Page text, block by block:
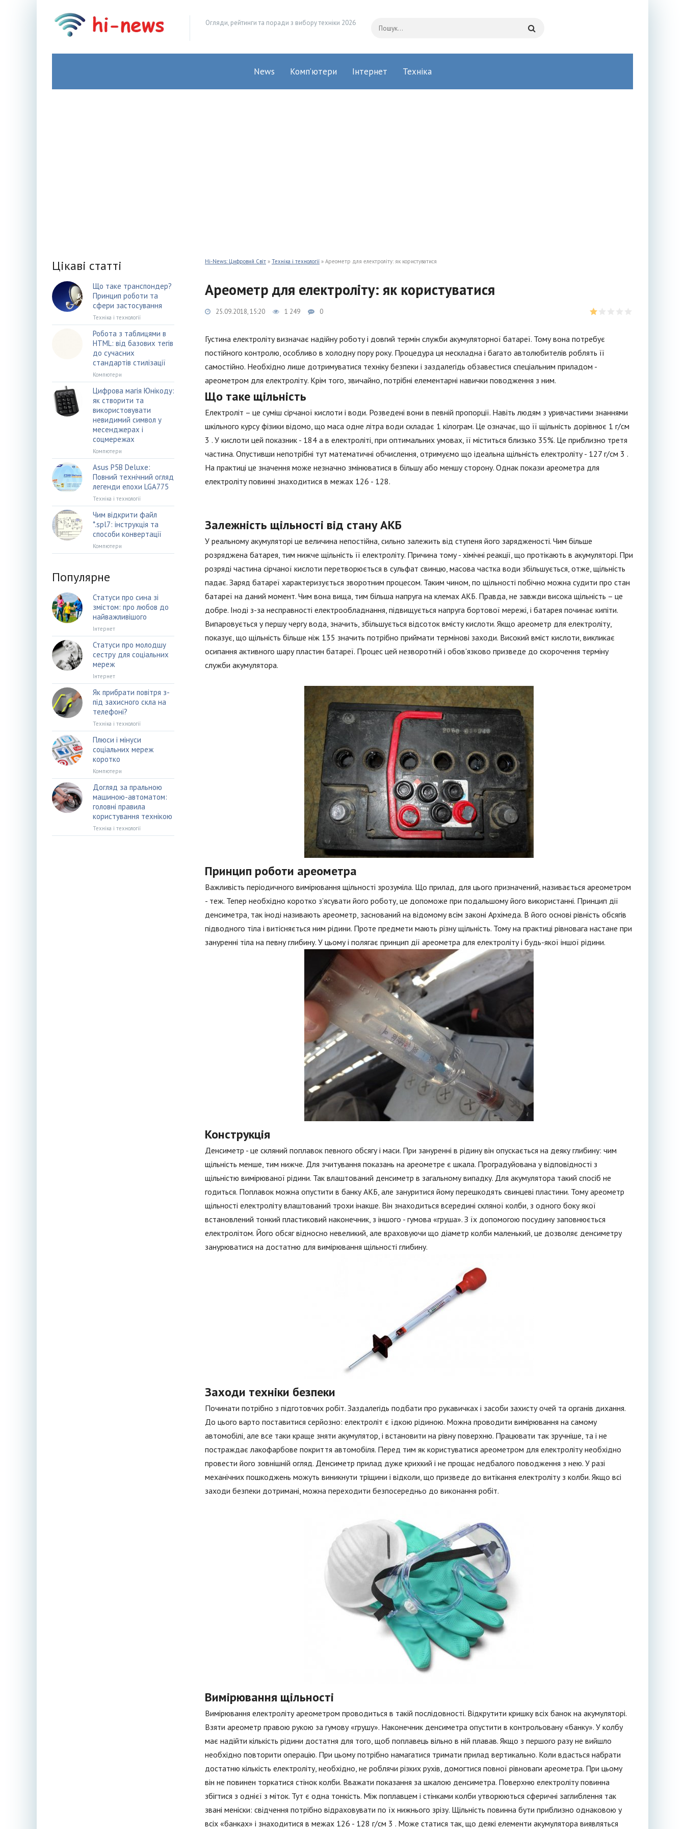
Огляди, рейтинги та поради з вибору техніки 2026
News Комп’ютери Інтернет Техніка
Hi-News: Цифровий Світ » Техніка і технології » Ареометр для електроліту: як користуватися
Ареометр для електроліту: як користуватися
25.09.2018, 15:20 1 249 0
Густина електроліту визначає надійну роботу і довгий термін служби акумуляторної батареї. Тому вона потребує
постійного контролю, особливо в холодну пору року. Процедура ця нескладна і багато автолюбителів роблять її
самостійно. Необхідно лише дотримуватися техніку безпеки і заздалегідь обзавестися спеціальним приладом -
ареометром для електроліту. Крім того, звичайно, потрібні елементарні навички поводження з ним.
Що таке щільність
Електроліт – це суміш сірчаної кислоти і води. Розведені вони в певній пропорції. Навіть людям з уривчастими знаннями
шкільного курсу фізики відомо, що маса одне літра води складає 1 кілограм. Це означає, що її щільність дорівнює 1 г/см
3 . У кислоти цей показник - 184 а в електроліті, при оптимальних умовах, її міститься близько 35%. Це приблизно третя
частина. Опустивши непотрібні тут математичні обчислення, отримуємо що ідеальна щільність електроліту - 127 г/см 3 .
На практиці це значення може незначно змінюватися в більшу або меншу сторону. Однак покази ареометра для
електроліту повинні знаходитися в межах 126 - 128.
Залежність щільності від стану АКБ
У реальному акумуляторі це величина непостійна, сильно залежить від ступеня його зарядженості. Чим більше
розряджена батарея, тим нижче щільність її електроліту. Причина тому - хімічні реакції, що протікають в акумуляторі. При
розряді частина сірчаної кислоти перетворюється в сульфат свинцю, масова частка води збільшується, отже, щільність
падає. Заряд батареї характеризується зворотним процесом. Таким чином, по щільності побічно можна судити про стан
батареї на даний момент. Чим вона вища, тим більша напруга на клемах АКБ. Правда, не завжди висока щільність – це
добре. Іноді з-за несправності електрообладнання, підвищується напруга бортової мережі, і батарея починає кипіти.
Випаровується у першу чергу вода, значить, збільшується відсоток вмісту кислоти. Якщо ареометр для електроліту,
показує, що щільність більше ніж 135 значить потрібно приймати термінові заходи. Високий вміст кислоти, викликає
осипання активного шару пластин батареї. Процес цей незворотній і обов'язково призведе до скорочення терміну
служби акумулятора.
Принцип роботи ареометра
Важливість періодичного вимірювання щільності зрозуміла. Що прилад, для цього призначений, називається ареометром
- теж. Тепер необхідно коротко з'ясувати його роботу, це допоможе при подальшому його використанні. Принцип дії
денсиметра, так іноді називають ареометр, заснований на відомому всім законі Архімеда. В його основі рівність обсягів
підводного тіла і витісняється ним рідини. Проте предмети мають різну щільність. Тому на практиці рівновага настане при
зануренні тіла на певну глибину. У цьому і полягає принцип дії ареометра для електроліту і будь-якої іншої рідини.
Конструкція
Денсиметр - це скляний поплавок певного обсягу і маси. При зануренні в рідину він опускається на деяку глибину: чим
щільність менше, тим нижче. Для зчитування показань на ареометре є шкала. Проградуйована у відповідності з
щільністю вимірюваної рідини. Так влаштований денсиметр в загальному випадку. Для акумулятора такий спосіб не
годиться. Поплавок можна опустити в банку АКБ, але зануритися йому перешкодять свинцеві пластини. Тому ареометр
щільності електроліту влаштований трохи інакше. Він знаходиться всередині скляної колби, з одного боку якої
встановлений тонкий пластиковий наконечник, з іншого - гумова «груша». З їх допомогою посудину заповнюється
електролітом. Його обсяг відносно невеликий, але враховуючи що діаметр колби маленький, це дозволяє денсиметру
занурюватися на достатню для вимірювання щільності глибину.
Заходи техніки безпеки
Починати потрібно з підготовчих робіт. Заздалегідь подбати про рукавичках і засоби захисту очей та органів дихання.
До цього варто поставитися серйозно: електроліт є їдкою рідиною. Можна проводити вимірювання на самому
автомобілі, але все таки краще зняти акумулятор, і встановити на рівну поверхню. Працювати так зручніше, та і не
постраждає лакофарбове покриття автомобіля. Перед тим як користуватися ареометром для електроліту необхідно
провести його зовнішній огляд. Денсиметр прилад дуже крихкий і не прощає недбалого поводження з нею. У разі
механічних пошкоджень можуть виникнути тріщини і відколи, що призведе до витікання електроліту з колби. Якщо всі
заходи безпеки дотримані, можна переходити безпосередньо до виконання робіт.
Вимірювання щільності
Вимірювання електроліту ареометром проводиться в такій послідовності. Відкрутити кришку всіх банок на акумуляторі.
Взяти ареометр правою рукою за гумову «грушу». Наконечник денсиметра опустити в контрольовану «банку». У колбу
має надійти кількість рідини достатня для того, щоб поплавець вільно в ній плавав. Якщо з першого разу не вийшло
необхідно повторити операцію. При цьому потрібно намагатися тримати прилад вертикально. Коли вдасться набрати
достатню кількість електроліту, необхідно, не роблячи різких рухів, домогтися повної рівноваги ареометра. При цьому
він не повинен торкатися стінок колби. Вважати показання за шкалою денсиметра. Поверхню електроліту повинна
збігтися з однієї з міток. Тут є одна тонкість. Між поплавцем і стінками колби утворюються сферичні заглиблення так
звані меніски: свідчення потрібно відраховувати по їх нижнього зрізу. Щільність повинна бути приблизно однаковою у
всіх «банках» і знаходитися в межах 126 - 128 г/см 3 . Може статися так, що деякі елементи акумулятора виявляться
Цікаві статті
Що таке транспондер?
Принцип роботи та
сфери застосування
Техніка і технології
Робота з таблицями в
HTML: від базових тегів
до сучасних
стандартів стилізації
Компютери
Цифрова магія Юнікоду:
як створити та
використовувати
невидимий символ у
месенджерах і
соцмережах
Компютери
Asus P5B Deluxe:
Повний технічний огляд
легенди епохи LGA775
Техніка і технології
Чим відкрити файл
*.spl7: інструкція та
способи конвертації
Компютери
Популярне
Статуси про сина зі
змістом: про любов до
найважливішого
Інтернет
Статуси про молодшу
сестру для соціальних
мереж
Інтернет
Як прибрати повітря з-
під захисного скла на
телефоні?
Техніка і технології
Плюси і мінуси
соціальних мереж
коротко
Компютери
Догляд за пральною
машиною-автоматом:
головні правила
користування технікою
Техніка і технології